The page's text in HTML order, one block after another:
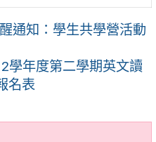
通知：學生共學營活動
學年度第二學期英文讀
名表